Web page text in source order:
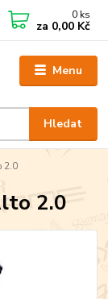
Menu
Hledat
0 ks
za 0,00 Kč
2.0
2.0